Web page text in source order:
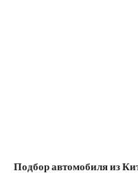
Подбор автомобиля из